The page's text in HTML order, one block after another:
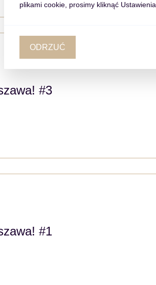
#3
#1
plikami cookie, prosimy kliknąć Ustawienia.
ODRZUĆ